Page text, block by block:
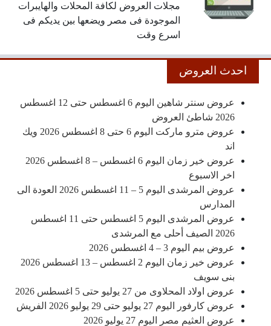
مجلات العروض لكافة المحلات والهايبرات
الموجودة فى مصر ويضعها بين يديكم فى
اسرع وقت
احدث العروض
عروض سنتر شاهين اليوم 6 اغسطس حتى 12 اغسطس
2026 شاطئ العروض
عروض مترو ماركت اليوم 6 حتى 8 اغسطس 2026 ويك
اند
عروض خير زمان اليوم 6 اغسطس – 8 اغسطس 2026
اخر الاسبوع
عروض المرشدى اليوم 5 – 11 اغسطس 2026 العودة الى
المدارس
عروض المرشدى اليوم 5 اغسطس حتى 11 اغسطس
2026 الصيف أحلى مع المرشدى
عروض بيم اليوم 3 – 4 اغسطس 2026
عروض خير زمان اليوم 2 اغسطس – 13 اغسطس 2026
بنى سويف
عروض اولاد المحلاوى من 27 يوليو حتى 5 اغسطس 2026
عروض كارفور اليوم 27 يوليو حتى 29 يوليو 2026 الفريش
عروض العثيم مصر اليوم 27 يوليو 2026